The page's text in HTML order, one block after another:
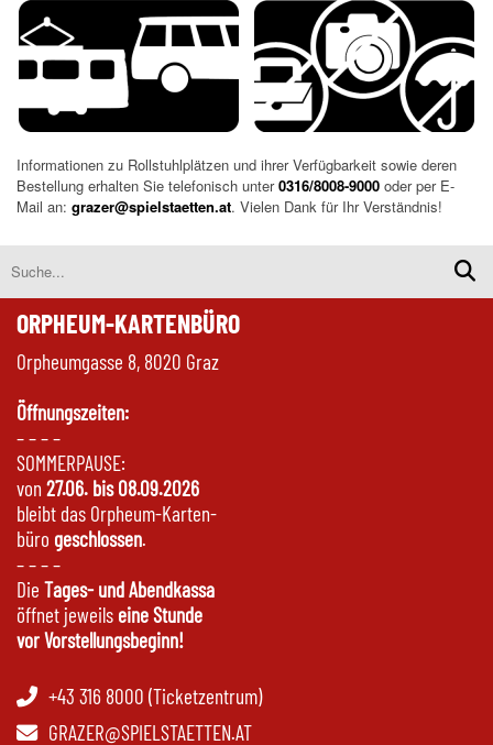
Informationen zu Rollstuhlplätzen und ihrer Verfügbarkeit sowie deren
Bestellung erhalten Sie telefonisch unter0316/8008-9000 oder per E-
Mail an: grazer@spielstaetten.at. Vielen Dank für Ihr Verständnis!
ORPHEUM-KARTENBÜRO
Orpheumgasse 8, 8020 Graz
Öffnungszeiten:
– – – –
SOMMERPAUSE:
von 27.06. bis 08.09.2026
bleibt das Orpheum-Karten-
büro geschlossen.
– – – –
Die Tages- und Abendkassa
öffnet jeweils eine Stunde
vor Vorstellungsbeginn!
+43 316 8000 (Ticketzentrum)
GRAZER@SPIELSTAETTEN.AT